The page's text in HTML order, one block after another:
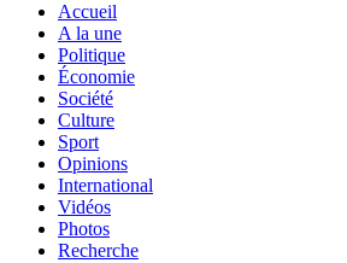
Accueil
A la une
Politique
Économie
Société
Culture
Sport
Opinions
International
Vidéos
Photos
Recherche